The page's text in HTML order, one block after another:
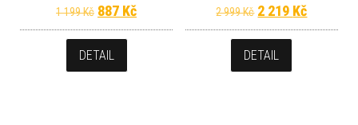
1 199Kč Původní cena byla: 1 199 Kč.
887 KčAktuální cena je: 887 Kč.
DETAIL
2 999Kč Původní cena
2 219 KčAktuální
DETAIL